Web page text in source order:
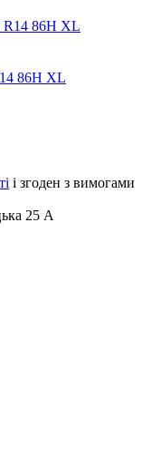
86H XL
і згоден з вимогами
25 А